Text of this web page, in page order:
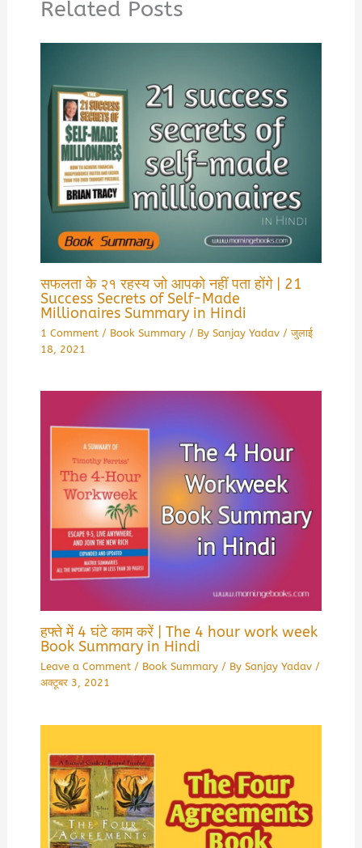
Related Posts
सफलता के २१ रहस्य जो आपको नहीं पता होंगे | 21
Success Secrets of Self-Made
Millionaires Summary in Hindi
1 Comment / Book Summary/ By Sanjay Yadav /जुलाई
18, 2021
हफ्ते में 4 घंटे काम करें | The 4 hour work week
Book Summary in Hindi
Leave a Comment / Book Summary/ By Sanjay Yadav /
अक्टूबर 3, 2021